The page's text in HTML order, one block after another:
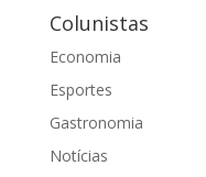
Colunistas
Economia
Esportes
Gastronomia
Notícias